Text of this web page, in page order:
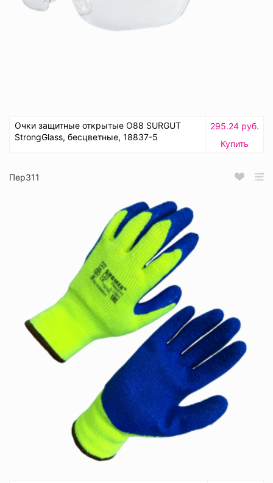
Очки защитные открытые О88 SURGUT
StrongGlass, бесцветные, 18837-5
295.24 руб.
Купить
Пер311